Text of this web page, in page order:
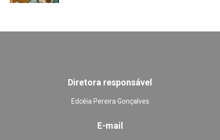
Diretora responsável
Edcéia Pereira Gonçalves
E-mail